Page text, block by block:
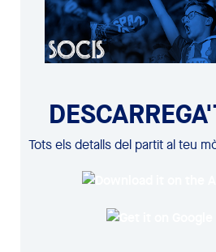
Tots els detalls del partit al teu